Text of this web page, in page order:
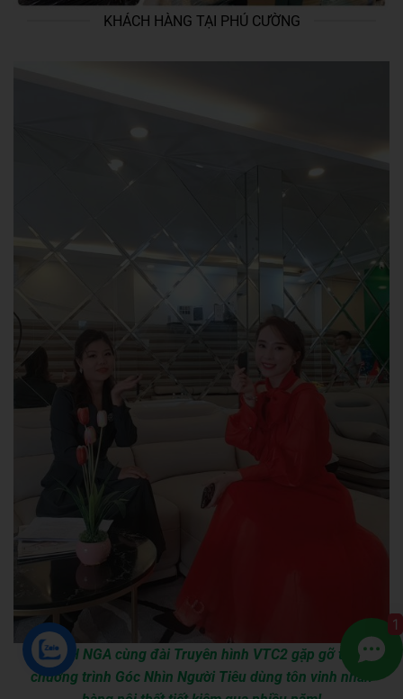
KHÁCH HÀNG TẠI PHÚ CƯỜNG
QUỲNH NGA cùng đài Truyên hình VTC2 gặp gỡ trong
chương trình Góc Nhìn Người Tiêu dùng tôn vinh nhãn
ZALO
1